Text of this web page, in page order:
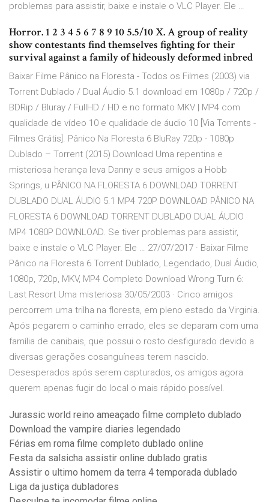
problemas para assistir, baixe e instale o VLC Player. Ele …
Horror. 1 2 3 4 5 6 7 8 9 10 5.5/10 X. A group of reality
show contestants find themselves fighting for their
survival against a family of hideously deformed inbred
Baixar Filme Pânico na Floresta - Todos os Filmes (2003) via
Torrent Dublado / Dual Áudio 5.1 download em 1080p / 720p /
BDRip / Bluray / FullHD / HD e no formato MKV | MP4 com
qualidade de vídeo 10 e qualidade de áudio 10 [Via Torrents -
Filmes Grátis]. Pânico Na Floresta 6 BluRay 720p - 1080p
Dublado – Torrent (2015) Download Uma repentina e
misteriosa herança leva Danny e seus amigos a Hobb
Springs, u PÂNICO NA FLORESTA 6 DOWNLOAD TORRENT
DUBLADO DUAL ÁUDIO 5.1 MP4 720P DOWNLOAD PÂNICO NA
FLORESTA 6 DOWNLOAD TORRENT DUBLADO DUAL ÁUDIO
MP4 1080P DOWNLOAD. Se tiver problemas para assistir,
baixe e instale o VLC Player. Ele … 27/07/2017 · Baixar Filme
Pânico na Floresta 6 Torrent Dublado, Legendado, Dual Áudio,
1080p, 720p, MKV, MP4 Completo Download Wrong Turn 6:
Last Resort Uma misteriosa 30/05/2003 · Cinco amigos
percorrem uma trilha na floresta, em pleno estado da Virginia.
Após pegarem o caminho errado, eles se deparam com uma
família de canibais, que possui o rosto desfigurado devido a
diversas gerações cosanguíneas terem nascido.
Desesperados após serem capturados, os amigos agora
querem apenas fugir do local o mais rápido possível.
Jurassic world reino ameaçado filme completo dublado
Download the vampire diaries legendado
Férias em roma filme completo dublado online
Festa da salsicha assistir online dublado gratis
Assistir o ultimo homem da terra 4 temporada dublado
Liga da justiça dubladores